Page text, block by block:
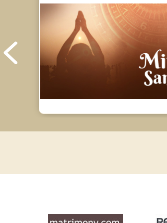
Future Book Reviews
Saturn Transit Predictions Reviews
Yoga Predictions Reviews
Rahu Ketu Transit Predictions
Free Horoscope Reviews